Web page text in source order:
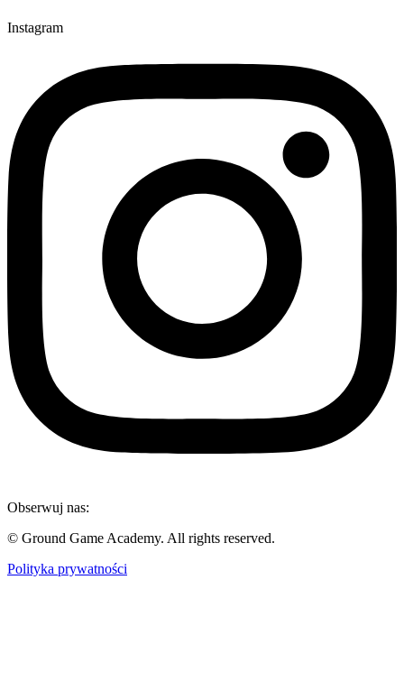
Instagram
Obserwuj nas:
© Ground Game Academy. All rights reserved.
Polityka prywatności